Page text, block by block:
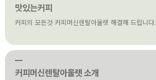
맛있는커피
커피의 모든것 커피머신렌탈아울렛 해결해 드립니다.
커피머신렌탈아울렛 소개